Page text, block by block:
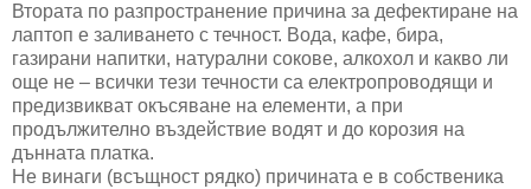
Втората по разпространение причина за дефектиране на
лаптоп е заливането с течност. Вода, кафе, бира,
газирани напитки, натурални сокове, алкохол и какво ли
още не – всички тези течности са електропроводящи и
предизвикват окъсяване на елементи, а при
продължително въздействие водят и до корозия на
дънната платка.
Не винаги (всъщност рядко) причината е в собственика